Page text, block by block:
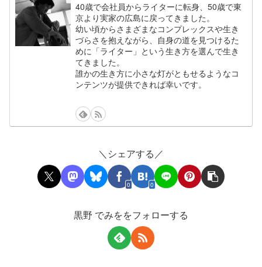
40歳で会社員からライターに転身、50歳で東
京より実家の広島に戻ってきました。
幼い頃からさまざまなコンプレックスや生き
づらさを抱えながら、自身の道を見つけるた
めに「ライター」という生き方を選んで生き
てきました。
誰かの生き方に小さな灯がともせるようなコ
ンテンツが提供できれば幸いです。
＼シェアする／
0 0
黒野 でみををフォローする